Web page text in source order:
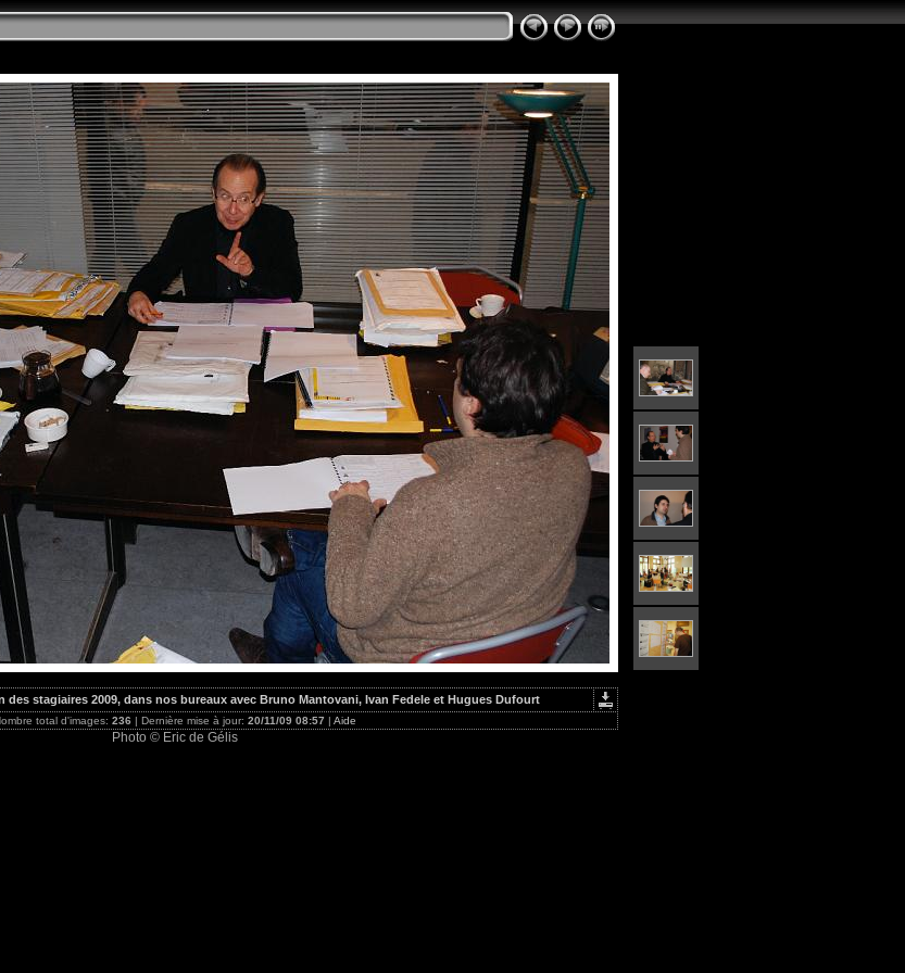
des stagiaires 2009, dans nos bureaux avec Bruno Mantovani, Ivan Fedele et Hugues Dufourt
total d'images: 236 | Dernière mise à jour: 20/11/09 08:57 | Aide
Photo © Eric de Gélis